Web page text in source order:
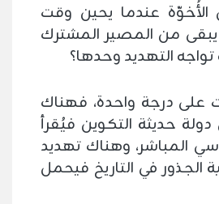
عندما يحين وقت
من المصير المشترك
التهديد وحدها؟
على درجة واحدة، فهناك
حديثة التكوين فيُقرأ
المباشر، وهناك تهديد
في التاريخ فيحمل